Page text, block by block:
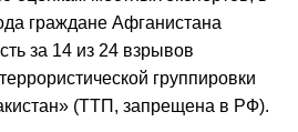
граждане Афганистана
за 14 из 24 взрывов
группировки
(ТТП, запрещена в РФ).